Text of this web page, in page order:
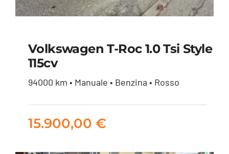
Volkswagen T-Roc 1.0
15.900,00
Volkswagen T-Roc 1.0 Tsi Style
115cv
94000 km • Manuale • Benzina • Rosso
15.900,00 €